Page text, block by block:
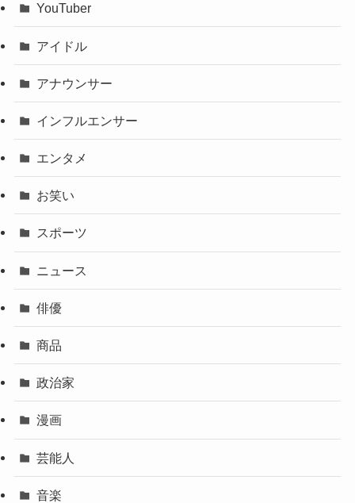
YouTuber
アイドル
アナウンサー
インフルエンサー
エンタメ
お笑い
スポーツ
ニュース
俳優
商品
政治家
漫画
芸能人
音楽